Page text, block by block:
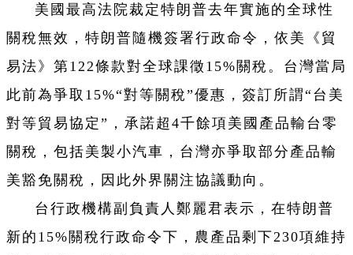
美國最高法院裁定特朗普去年實施的全球性
關稅無效，特朗普隨機簽署行政命令，依美《貿
易法》第122條款對全球課徵15%關稅。台灣當局
此前為爭取15%“對等關稅”優惠，簽訂所謂“台美
對等貿易協定”，承諾超4千餘項美國產品輸台零
關稅，包括美製小汽車，台灣亦爭取部分產品輸
美豁免關稅，因此外界關注協議動向。
台行政機構副負責人鄭麗君表示，在特朗普
新的15%關稅行政命令下，農產品剩下230項維持